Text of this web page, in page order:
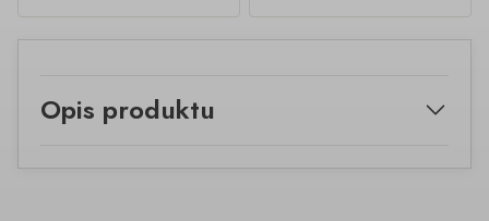
Opis produktu